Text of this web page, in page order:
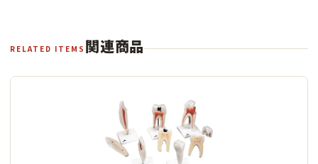
RELATED ITEMS 関連商品